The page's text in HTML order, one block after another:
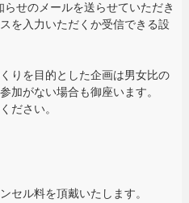
せのメールを送らせていただき
を入力いただくか受信できる設
りを目的とした企画は男女比の
加がない場合も御座います。
ださい。
セル料を頂戴いたします。